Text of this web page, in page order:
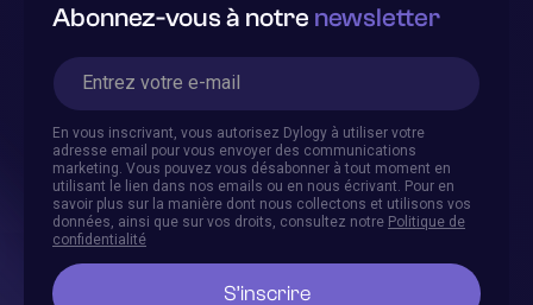
Abonnez-vous à notre newsletter
En vous inscrivant, vous autorisez Dylogy à utiliser votre
adresse email pour vous envoyer des communications
marketing. Vous pouvez vous désabonner à tout moment en
utilisant le lien dans nos emails ou en nous écrivant. Pour en
savoir plus sur la manière dont nous collectons et utilisons vos
données, ainsi que sur vos droits, consultez notre Politique de
confidentialité